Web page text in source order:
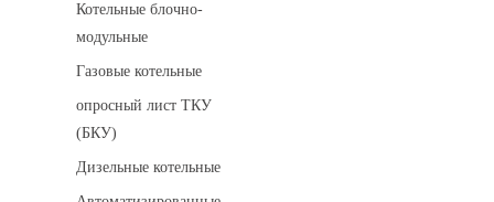
Котельные блочно-
модульные
Газовые котельные
опросный лист ТКУ
(БКУ)
Дизельные котельные